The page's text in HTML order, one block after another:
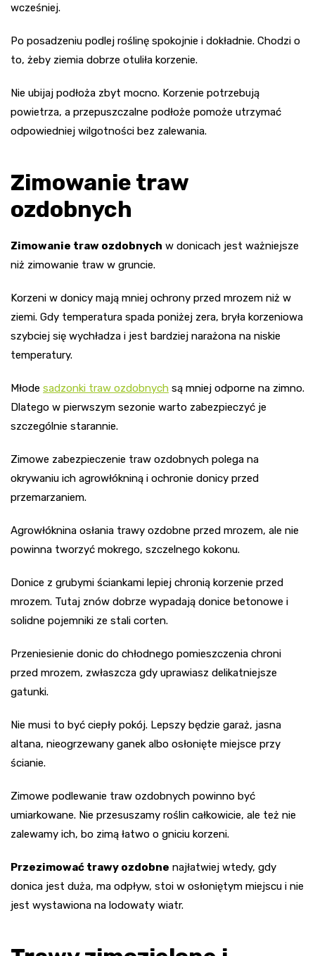
wcześniej.
Po posadzeniu podlej roślinę spokojnie i dokładnie. Chodzi o
to, żeby ziemia dobrze otuliła korzenie.
Nie ubijaj podłoża zbyt mocno. Korzenie potrzebują
powietrza, a przepuszczalne podłoże pomoże utrzymać
odpowiedniej wilgotności bez zalewania.
Zimowanie traw
ozdobnych
Zimowanie traw ozdobnych w donicach jest ważniejsze
niż zimowanie traw w gruncie.
Korzeni w donicy mają mniej ochrony przed mrozem niż w
ziemi. Gdy temperatura spada poniżej zera, bryła korzeniowa
szybciej się wychładza i jest bardziej narażona na niskie
temperatury.
Młode sadzonki traw ozdobnych są mniej odporne na zimno.
Dlatego w pierwszym sezonie warto zabezpieczyć je
szczególnie starannie.
Zimowe zabezpieczenie traw ozdobnych polega na
okrywaniu ich agrowłókniną i ochronie donicy przed
przemarzaniem.
Agrowłóknina osłania trawy ozdobne przed mrozem, ale nie
powinna tworzyć mokrego, szczelnego kokonu.
Donice z grubymi ściankami lepiej chronią korzenie przed
mrozem. Tutaj znów dobrze wypadają donice betonowe i
solidne pojemniki ze stali corten.
Przeniesienie donic do chłodnego pomieszczenia chroni
przed mrozem, zwłaszcza gdy uprawiasz delikatniejsze
gatunki.
Nie musi to być ciepły pokój. Lepszy będzie garaż, jasna
altana, nieogrzewany ganek albo osłonięte miejsce przy
ścianie.
Zimowe podlewanie traw ozdobnych powinno być
umiarkowane. Nie przesuszamy roślin całkowicie, ale też nie
zalewamy ich, bo zimą łatwo o gniciu korzeni.
Przezimować trawy ozdobne najłatwiej wtedy, gdy
donica jest duża, ma odpływ, stoi w osłoniętym miejscu i nie
jest wystawiona na lodowaty wiatr.